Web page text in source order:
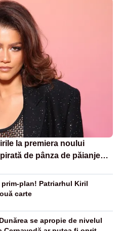
la premiera noului
de pânza de păianjen a
plan! Patriarhul Kiril
carte
se apropie de nivelul